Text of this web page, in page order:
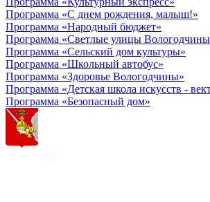
Программа «С днем рождения, малыш!»
Программа «Народный бюджет»
Программа «Светлые улицы
Программа «Сельский дом культуры»
Программа «Школьный автобус»
Программа «Здоровье Вологодчины»
Программа «Детская школа искусств -
Программа «Безопасный дом»